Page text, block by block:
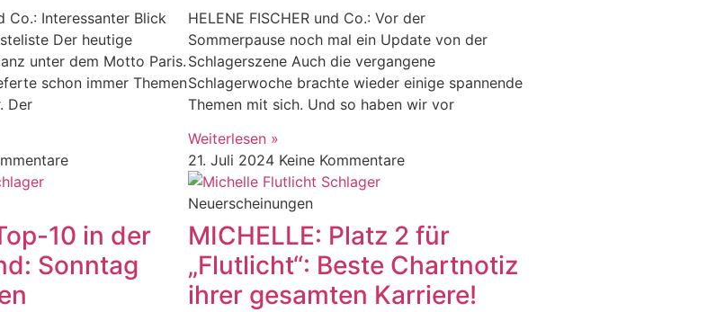
Co.: Interessanter Blick
Der heutige
unter dem Motto Paris.
schon immer Themen
Der
HELENE FISCHER und Co.: Vor der
Sommerpause noch mal ein Update von der
Schlagerszene Auch die vergangene
Schlagerwoche brachte wieder einige spannende
Themen mit sich. Und so haben wir vor
Weiterlesen »
21. Juli 2024 Keine Kommentare
10 in der
Sonntag
Neuerscheinungen
MICHELLE: Platz 2 für
„Flutlicht“: Beste Chartnotiz
ihrer gesamten Karriere!